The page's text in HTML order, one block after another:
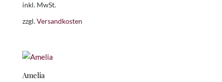
war:
48,00 €
28,00 €.
inkl. MwSt.
zzgl.Versandkosten
Amelia